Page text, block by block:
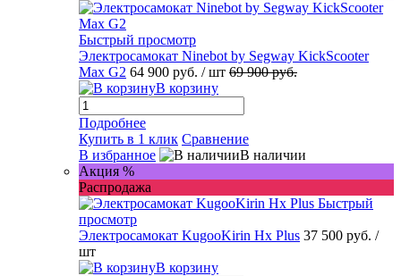
Быстрый просмотр
Электросамокат Ninebot by Segway KickScooter
Max G2 64 900 руб. / шт 69 900 руб.
В корзину
Подробнее
Купить в 1 клик Сравнение
В избранное
В наличии
Акция %
Распродажа
Быстрый
просмотр
Электросамокат KugooKirin Hx Plus 37 500 руб. /
шт
В корзину